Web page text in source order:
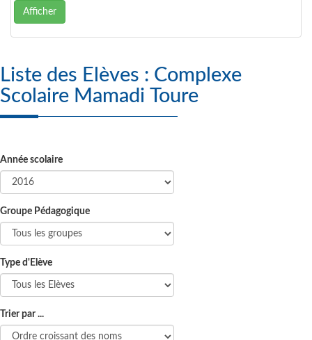
Afficher
Liste des Elèves : Complexe
Scolaire Mamadi Toure
Année scolaire
Groupe Pédagogique
Type d'Elève
Trier par ...